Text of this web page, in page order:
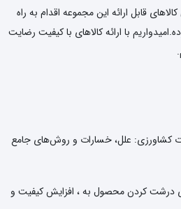
قابل ارائه این مجموعه اقدام به راه
با ارائه کالاهای با کیفیت رضایت
کشاورزی: علل، خسارات و روش‌های جامع
درشت کردن محصول به ، افزایش کیفیت و